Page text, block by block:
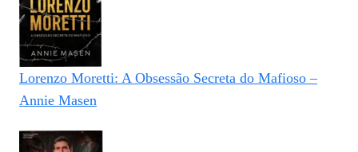
Lorenzo Moretti: A Obsessão Secreta do Mafioso –
Annie Masen